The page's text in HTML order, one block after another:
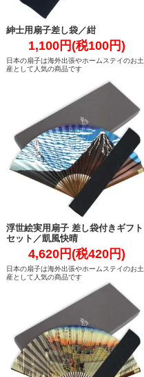
紳士用扇子差し袋／紺
1,100円(税100円)
日本の扇子は海外出張やホームステイのお土
産として人気の商品です
浮世絵実用扇子 差し袋付きギフト
セット／凱風快晴
4,620円(税420円)
日本の扇子は海外出張やホームステイのお土
産として人気の商品です